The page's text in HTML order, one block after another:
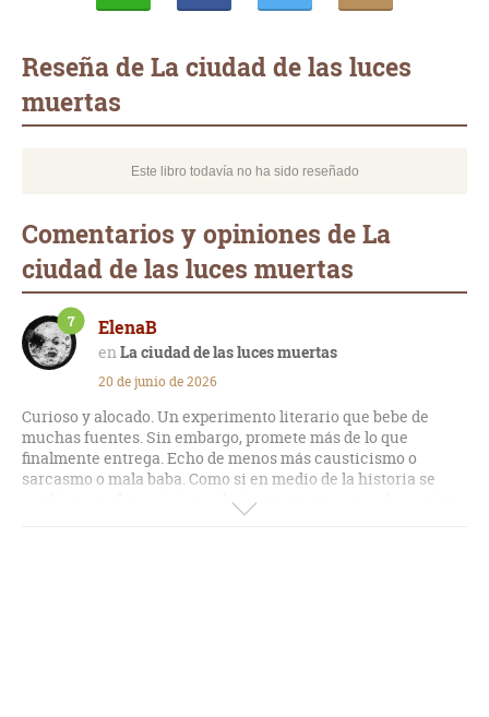
Reseña de La ciudad de las luces
muertas
Este libro todavía no ha sido reseñado
Comentarios y opiniones de La
ciudad de las luces muertas
ElenaB
La ciudad de las luces muertas
7
20 de junio de 2026
Curioso y alocado. Un experimento literario que bebe de
muchas fuentes. Sin embargo, promete más de lo que
finalmente entrega. Echo de menos más causticismo o
sarcasmo o mala baba. Como si en medio de la historia se
perdiera en el manierismo de juntar a tantos grandes artistas
y se le olvidara el propósito que tal vez tuviera al comenzar a